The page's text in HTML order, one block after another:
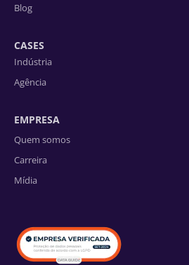
Blog
CASES
Indústria
Agência
EMPRESA
Quem somos
Carreira
Mídia